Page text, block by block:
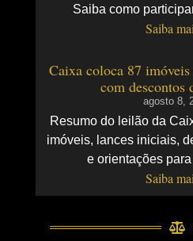
Saiba como
Saiba
Caixa coloca 87
com descontos
agosto 8,
Resumo do leilão da
imóveis, lances iniciais,
e orientações
Saiba